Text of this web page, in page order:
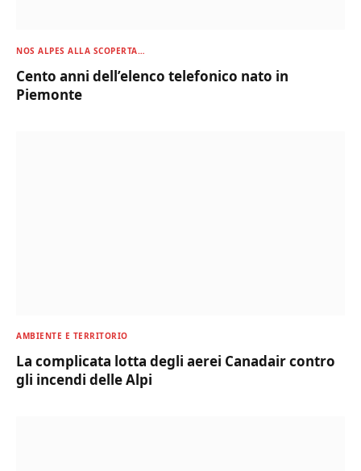
NOS ALPES ALLA SCOPERTA…
Cento anni dell’elenco telefonico nato in
Piemonte
AMBIENTE E TERRITORIO
La complicata lotta degli aerei Canadair contro
gli incendi delle Alpi